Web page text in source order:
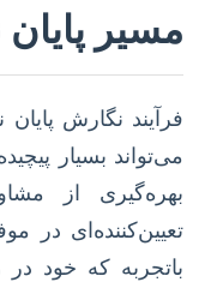
مسیر پایان
فرآیند نگارش
می‌تواند بسیار
بهره‌گیری از
تعیین‌کننده‌ای در
باتجربه که خود